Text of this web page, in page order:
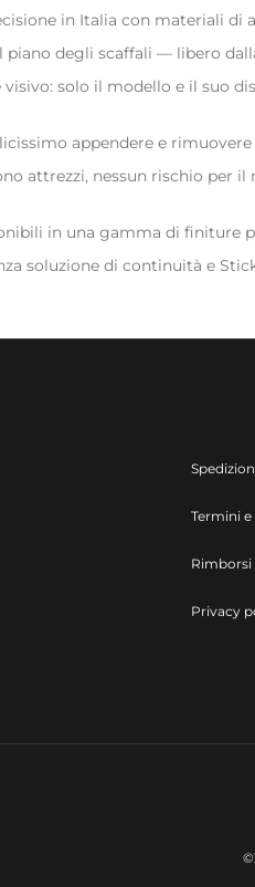
in Italia con materiali
piano degli scaffali — libero
solo il modello e il suo
appendere e
attrezzi, nessun rischio per
in una gamma di
soluzione di continuità e
Termini
Rimborsi
Privacy